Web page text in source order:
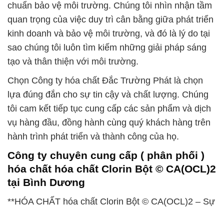
chuẩn bảo vệ môi trường. Chúng tôi nhìn nhận tầm
quan trọng của việc duy trì cân bằng giữa phát triển
kinh doanh và bảo vệ môi trường, và đó là lý do tại
sao chúng tôi luôn tìm kiếm những giải pháp sáng
tạo và thân thiện với môi trường.
Chọn Công ty hóa chất Đắc Trường Phát là chọn
lựa đúng đắn cho sự tin cậy và chất lượng. Chúng
tôi cam kết tiếp tục cung cấp các sản phẩm và dịch
vụ hàng đầu, đồng hành cùng quý khách hàng trên
hành trình phát triển và thành công của họ.
Công ty chuyên cung cấp ( phân phối )
hóa chất hóa chất Clorin Bột © CA(OCL)2
tại Bình Dương
**HÓA CHẤT hóa chất Clorin Bột © CA(OCL)2 – Sự